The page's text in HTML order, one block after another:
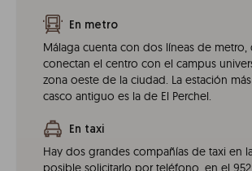
En metro
Málaga cuenta con dos líneas de metro,
conectan el centro con el campus
zona oeste de la ciudad. La estación
casco antiguo es la de El Perchel.
En taxi
Hay dos grandes compañías de taxi en
posible solicitarlo por teléfono, en el 952